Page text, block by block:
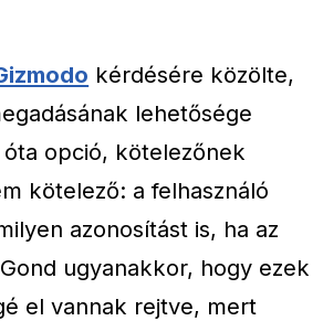
kérdésére közölte,
lehetősége
opció, kötelezőnek
kötelező: a felhasználó
azonosítást is, ha az
ugyanakkor, hogy ezek
el vannak rejtve, mert